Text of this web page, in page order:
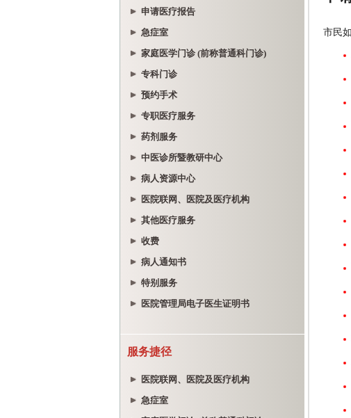
申请医疗报告
急症室
家庭医学门诊 (前称普通科门诊)
专科门诊
预约手术
专职医疗服务
药剂服务
中医诊所暨教研中心
病人资源中心
医院联网、医院及医疗机构
其他医疗服务
收费
病人通知书
特别服务
医院管理局电子医生证明书
服务捷径
医院联网、医院及医疗机构
急症室